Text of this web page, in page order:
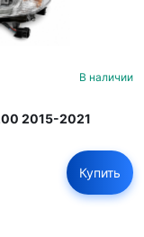
В наличии
2015-2021
Купить